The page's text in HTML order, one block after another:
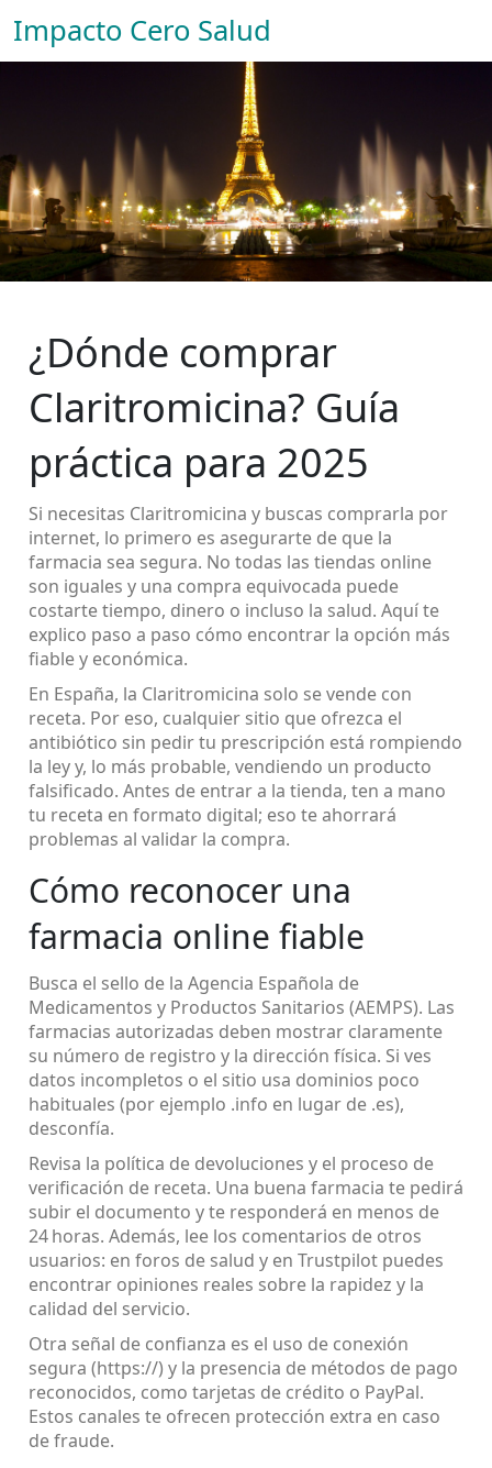
Impacto Cero Salud
¿Dónde comprar
Claritromicina? Guía
práctica para 2025
Si necesitas Claritromicina y buscas comprarla por
internet, lo primero es asegurarte de que la
farmacia sea segura. No todas las tiendas online
son iguales y una compra equivocada puede
costarte tiempo, dinero o incluso la salud. Aquí te
explico paso a paso cómo encontrar la opción más
fiable y económica.
En España, la Claritromicina solo se vende con
receta. Por eso, cualquier sitio que ofrezca el
antibiótico sin pedir tu prescripción está rompiendo
la ley y, lo más probable, vendiendo un producto
falsificado. Antes de entrar a la tienda, ten a mano
tu receta en formato digital; eso te ahorrará
problemas al validar la compra.
Cómo reconocer una
farmacia online fiable
Busca el sello de la Agencia Española de
Medicamentos y Productos Sanitarios (AEMPS). Las
farmacias autorizadas deben mostrar claramente
su número de registro y la dirección física. Si ves
datos incompletos o el sitio usa dominios poco
habituales (por ejemplo .info en lugar de .es),
desconfía.
Revisa la política de devoluciones y el proceso de
verificación de receta. Una buena farmacia te pedirá
subir el documento y te responderá en menos de
24 horas. Además, lee los comentarios de otros
usuarios: en foros de salud y en Trustpilot puedes
encontrar opiniones reales sobre la rapidez y la
calidad del servicio.
Otra señal de confianza es el uso de conexión
segura (https://) y la presencia de métodos de pago
reconocidos, como tarjetas de crédito o PayPal.
Estos canales te ofrecen protección extra en caso
de fraude.